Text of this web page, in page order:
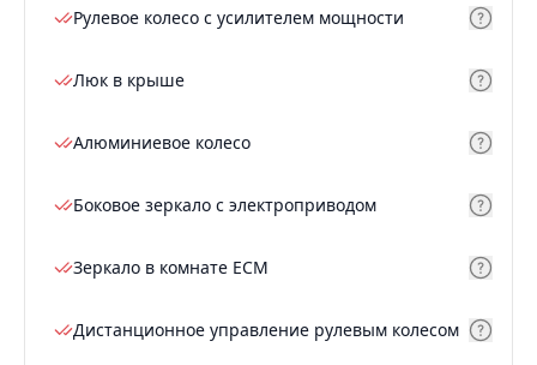
Рулевое колесо с усилителем мощности
Люк в крыше
Алюминиевое колесо
Боковое зеркало с электроприводом
Зеркало в комнате ECM
Дистанционное управление рулевым колесом